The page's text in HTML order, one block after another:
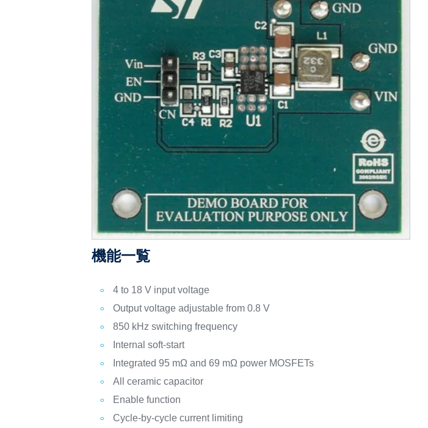
機能一覧
4 to 18 V input voltage
Output voltage adjustable from 0.8 V
850 kHz switching frequency
Internal soft-start
Integrated 95 mΩ and 69 mΩ power MOSFETs
All ceramic capacitor
Enable function
Cycle-by-cycle current limiting